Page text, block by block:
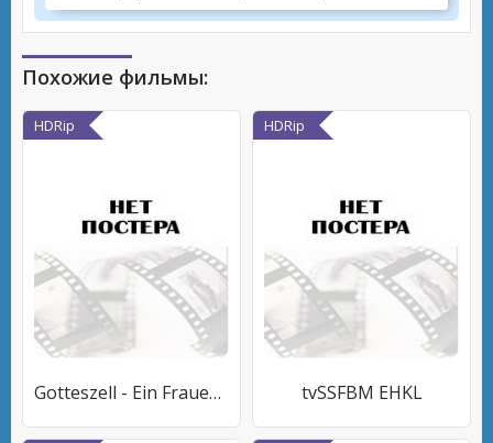
Похожие фильмы:
HDRip
Gotteszell - Ein Frauengefängnis
HDRip
tvSSFBM EHKL